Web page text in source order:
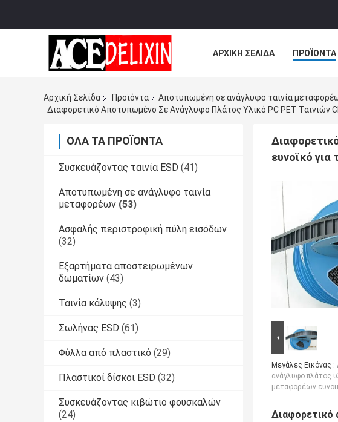
ΑΡΧΙΚΉ ΣΕΛΊΔΑ ΠΡΟΪΌΝΤΑ
Αρχική Σελίδα
Προϊόντα
Αποτυπωμένη σε ανάγλυφο ταινία
Διαφορετικό Αποτυπωμένο Σε Ανάγλυφο Πλάτος Υλικό PC PET Ταινιών
ΌΛΑ ΤΑ ΠΡΟΪΌΝΤΑ
Συσκευάζοντας ταινία ESD (41)
Αποτυπωμένη σε ανάγλυφο ταινία
μεταφορέων (53)
Ασφαλής περιστροφική πύλη εισόδων
(32)
Εξαρτήματα αποστειρωμένων
δωματίων (43)
Ταινία κάλυψης (3)
Σωλήνας ESD (61)
Φύλλα από πλαστικό (29)
Πλαστικοί δίσκοι ESD (32)
Συσκευάζοντας κιβώτιο φουσκαλών
(24)
ευνοϊκό για
Μεγάλες Εικόνας :
ανάγλυφο πλάτος
μεταφορέων
Διαφορετικό